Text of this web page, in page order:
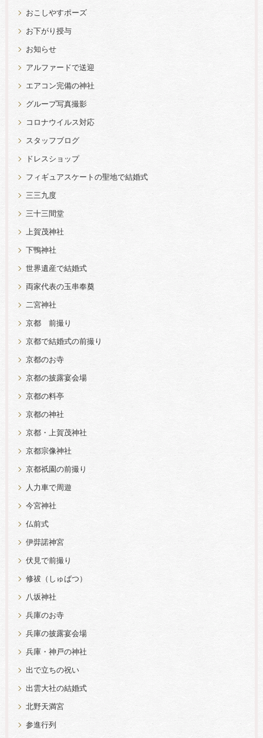
おこしやすポーズ
お下がり授与
お知らせ
アルファードで送迎
エアコン完備の神社
グループ写真撮影
コロナウイルス対応
スタッフブログ
ドレスショップ
フィギュアスケートの聖地で結婚式
三三九度
三十三間堂
上賀茂神社
下鴨神社
世界遺産で結婚式
両家代表の玉串奉奠
二宮神社
京都 前撮り
京都で結婚式の前撮り
京都のお寺
京都の披露宴会場
京都の料亭
京都の神社
京都・上賀茂神社
京都宗像神社
京都祇園の前撮り
人力車で周遊
今宮神社
仏前式
伊弉諾神宮
伏見で前撮り
修祓（しゅばつ）
八坂神社
兵庫のお寺
兵庫の披露宴会場
兵庫・神戸の神社
出で立ちの祝い
出雲大社の結婚式
北野天満宮
参進行列